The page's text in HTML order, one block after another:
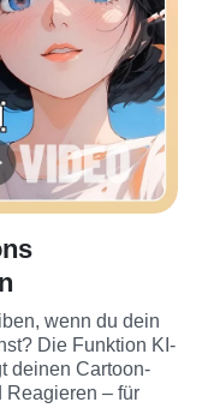
wenn du dein
Die Funktion KI-
deinen Cartoon-
Reagieren – für